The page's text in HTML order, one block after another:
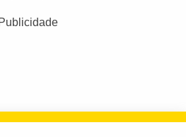
Publicidade